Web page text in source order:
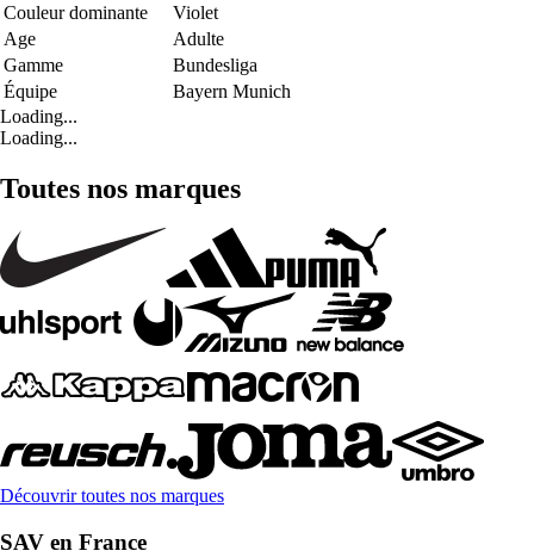
Couleur dominante
Violet
Age
Adulte
Gamme
Bundesliga
Équipe
Bayern Munich
Loading...
Loading...
Toutes nos marques
Découvrir toutes nos marques
SAV en France